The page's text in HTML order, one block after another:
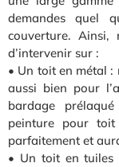
demandes quel
couverture.
d’intervenir sur :
• Un toit en métal
aussi bien pour
bardage
peinture pour
parfaitement et
• Un toit en tuiles